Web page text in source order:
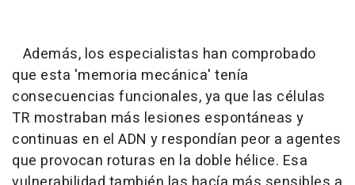
Además, los especialistas han comprobado
que esta 'memoria mecánica' tenía
consecuencias funcionales, ya que las células
TR mostraban más lesiones espontáneas y
continuas en el ADN y respondían peor a agentes
que provocan roturas en la doble hélice. Esa